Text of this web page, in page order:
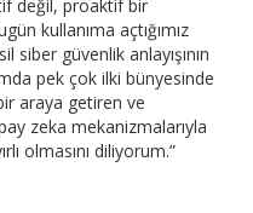
değil, proaktif bir
kullanıma açtığımız
siber güvenlik anlayışının
pek çok ilki bünyesinde
araya getiren ve
zeka mekanizmalarıyla
olmasını diliyorum.”